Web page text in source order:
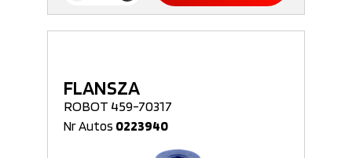
FLANSZA
ROBOT 459-70317
Nr Autos 0223940